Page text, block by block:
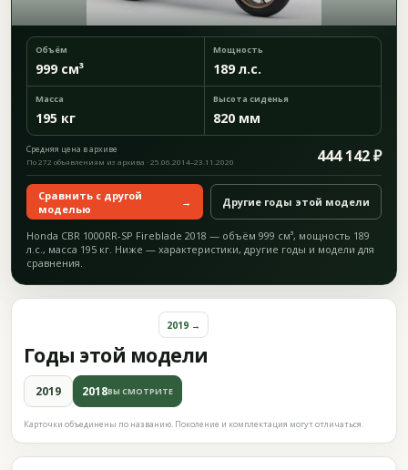
Объём
999 см³
Мощность
189 л.с.
Масса
195 кг
Высота сиденья
820 мм
Средняя цена в архиве 444 142 ₽
По 272 объявлениям из архива · 25.06.2014–23.11.2020
Сравнить с другой
моделью
→ Другие годы этой модели
Honda CBR 1000RR-SP Fireblade 2018 — объём 999 см³, мощность 189
л.с., масса 195 кг. Ниже — характеристики, другие годы и модели для
сравнения.
Годы этой модели
2019 →
2019 2018ВЫ СМОТРИТЕ
Карточки объединены по названию. Поколение и комплектация могут отличаться.